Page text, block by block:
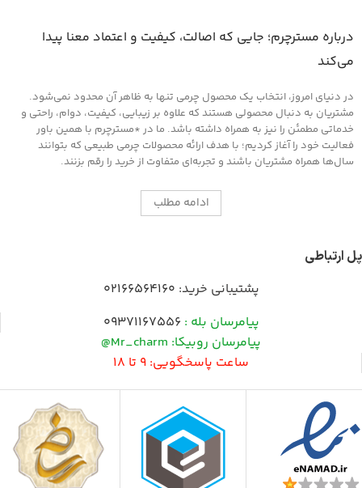
درباره مسترچرم؛ جایی که اصالت، کیفیت و اعتماد معنا پیدا
می‌کند
در دنیای امروز، انتخاب یک محصول چرمی تنها به ظاهر آن محدود نمی‌شود.
مشتریان به دنبال محصولی هستند که علاوه بر زیبایی، کیفیت، دوام، راحتی و
خدماتی مطمئن را نیز به همراه داشته باشد. ما در *مسترچرم با همین باور
فعالیت خود را آغاز کردیم؛ با هدف ارائه محصولات چرمی طبیعی که بتوانند
سال‌ها همراه مشتریان باشند و تجربه‌ای متفاوت از خرید را رقم بزنند.
ادامه مطلب
پل ارتباطی
پشتیبانی خرید: 02166564160
پیامرسان بله : 09371167556
پیامرسان روبیکا: Mr_charm@
ساعت پاسخگویی: 9 تا 18